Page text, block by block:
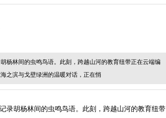
杨林间的虫鸣鸟语。此刻，跨越山河的教育纽带正在云端编
之滨与戈壁绿洲的温暖对话，正在悄
录胡杨林间的虫鸣鸟语。此刻，跨越山河的教育纽带